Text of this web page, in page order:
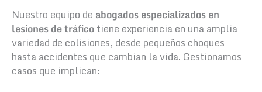
Nuestro equipo de abogados especializados en
lesiones de tráficotiene experiencia en una amplia
variedad de colisiones, desde pequeños choques
hasta accidentes que cambian la vida. Gestionamos
casos que implican: